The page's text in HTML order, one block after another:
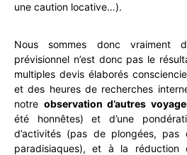
une caution locative…).
Nous sommes donc vraiment
prévisionnel n’est donc pas le
multiples devis élaborés
et des heures de recherches
notre observation d’autres
été honnêtes) et d’une
d’activités (pas de plongées,
paradisiaques), et à la réduction